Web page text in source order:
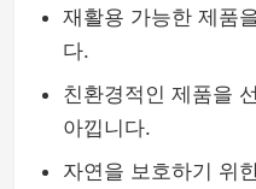
재활용 가능한 제품
다.
친환경적인 제품을
아낍니다.
자연을 보호하기 위